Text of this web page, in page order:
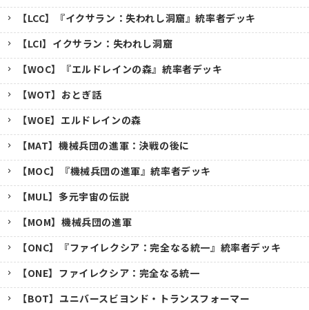
【LCC】『イクサラン：失われし洞窟』統率者デッキ
【LCI】イクサラン：失われし洞窟
【WOC】『エルドレインの森』統率者デッキ
【WOT】おとぎ話
【WOE】エルドレインの森
【MAT】機械兵団の進軍：決戦の後に
【MOC】『機械兵団の進軍』統率者デッキ
【MUL】多元宇宙の伝説
【MOM】機械兵団の進軍
【ONC】『ファイレクシア：完全なる統一』統率者デッキ
【ONE】ファイレクシア：完全なる統一
【BOT】ユニバースビヨンド・トランスフォーマー